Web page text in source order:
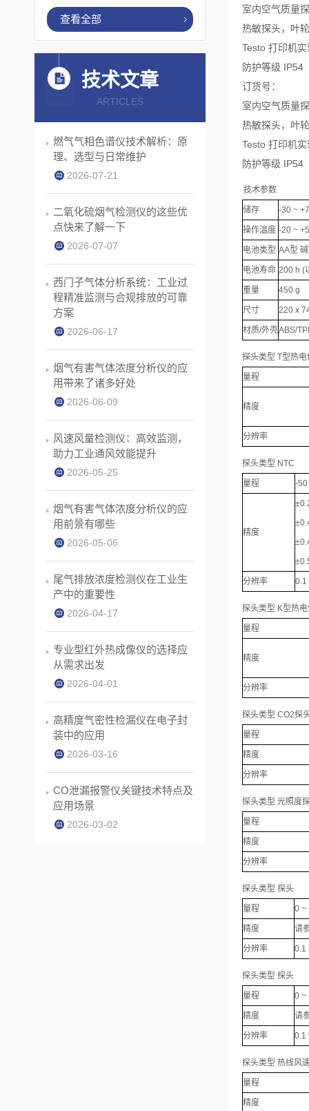
室内空气质量
热敏探头，叶
Testo 打印机
防护等级 IP54
订货号：
室内空气质量
热敏探头，叶
Testo 打印机
防护等级 IP54
技术参数
储存 -30 ~
操作温度 -20 ~
电池类型 AA型
电池寿命 200 h (
重量 450 g
尺寸 220 x
材质/外壳ABS/
探头类型 T型热
量程
精度
分辨率
探头类型 NTC
量程 -50
精度
分辨率 0.1
探头类型 K型热
量程
精度
分辨率
探头类型 CO2探
量程
精度
分辨率
探头类型 光照度
量程
精度
分辨率
探头类型 探头
量程 0 ~
精度 请
分辨率 0.1
探头类型 探头
量程 0 ~
精度 请
分辨率 0.1
探头类型 热线风
量程
精度
查看全部
技术文章
ARTICLES
燃气气相色谱仪技术解析：原
理、选型与日常维护
2026-07-21
二氧化硫烟气检测仪的这些优
点快来了解一下
2026-07-07
西门子气体分析系统：工业过
程精准监测与合规排放的可靠
方案
2026-06-17
烟气有害气体浓度分析仪的应
用带来了诸多好处
2026-06-09
风速风量检测仪：高效监测，
助力工业通风效能提升
2026-05-25
烟气有害气体浓度分析仪的应
用前景有哪些
2026-05-06
尾气排放浓度检测仪在工业生
产中的重要性
2026-04-17
专业型红外热成像仪的选择应
从需求出发
2026-04-01
高精度气密性检漏仪在电子封
装中的应用
2026-03-16
CO泄漏报警仪关键技术特点及
应用场景
2026-03-02